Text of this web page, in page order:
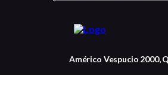
Américo Vespucio 2000,